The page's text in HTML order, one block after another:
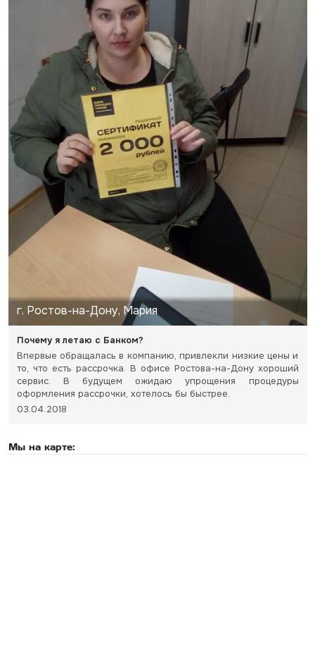
г. Ростов-на-Дону, Мария
Почему я летаю с Банком?
Впервые обращалась в компанию, привлекли низкие цены и
то, что есть рассрочка. В офисе Ростова-на-Дону хороший
сервис. В будущем ожидаю упрощения процедуры
оформления рассрочки, хотелось бы быстрее.
03.04.2018
Мы на карте: